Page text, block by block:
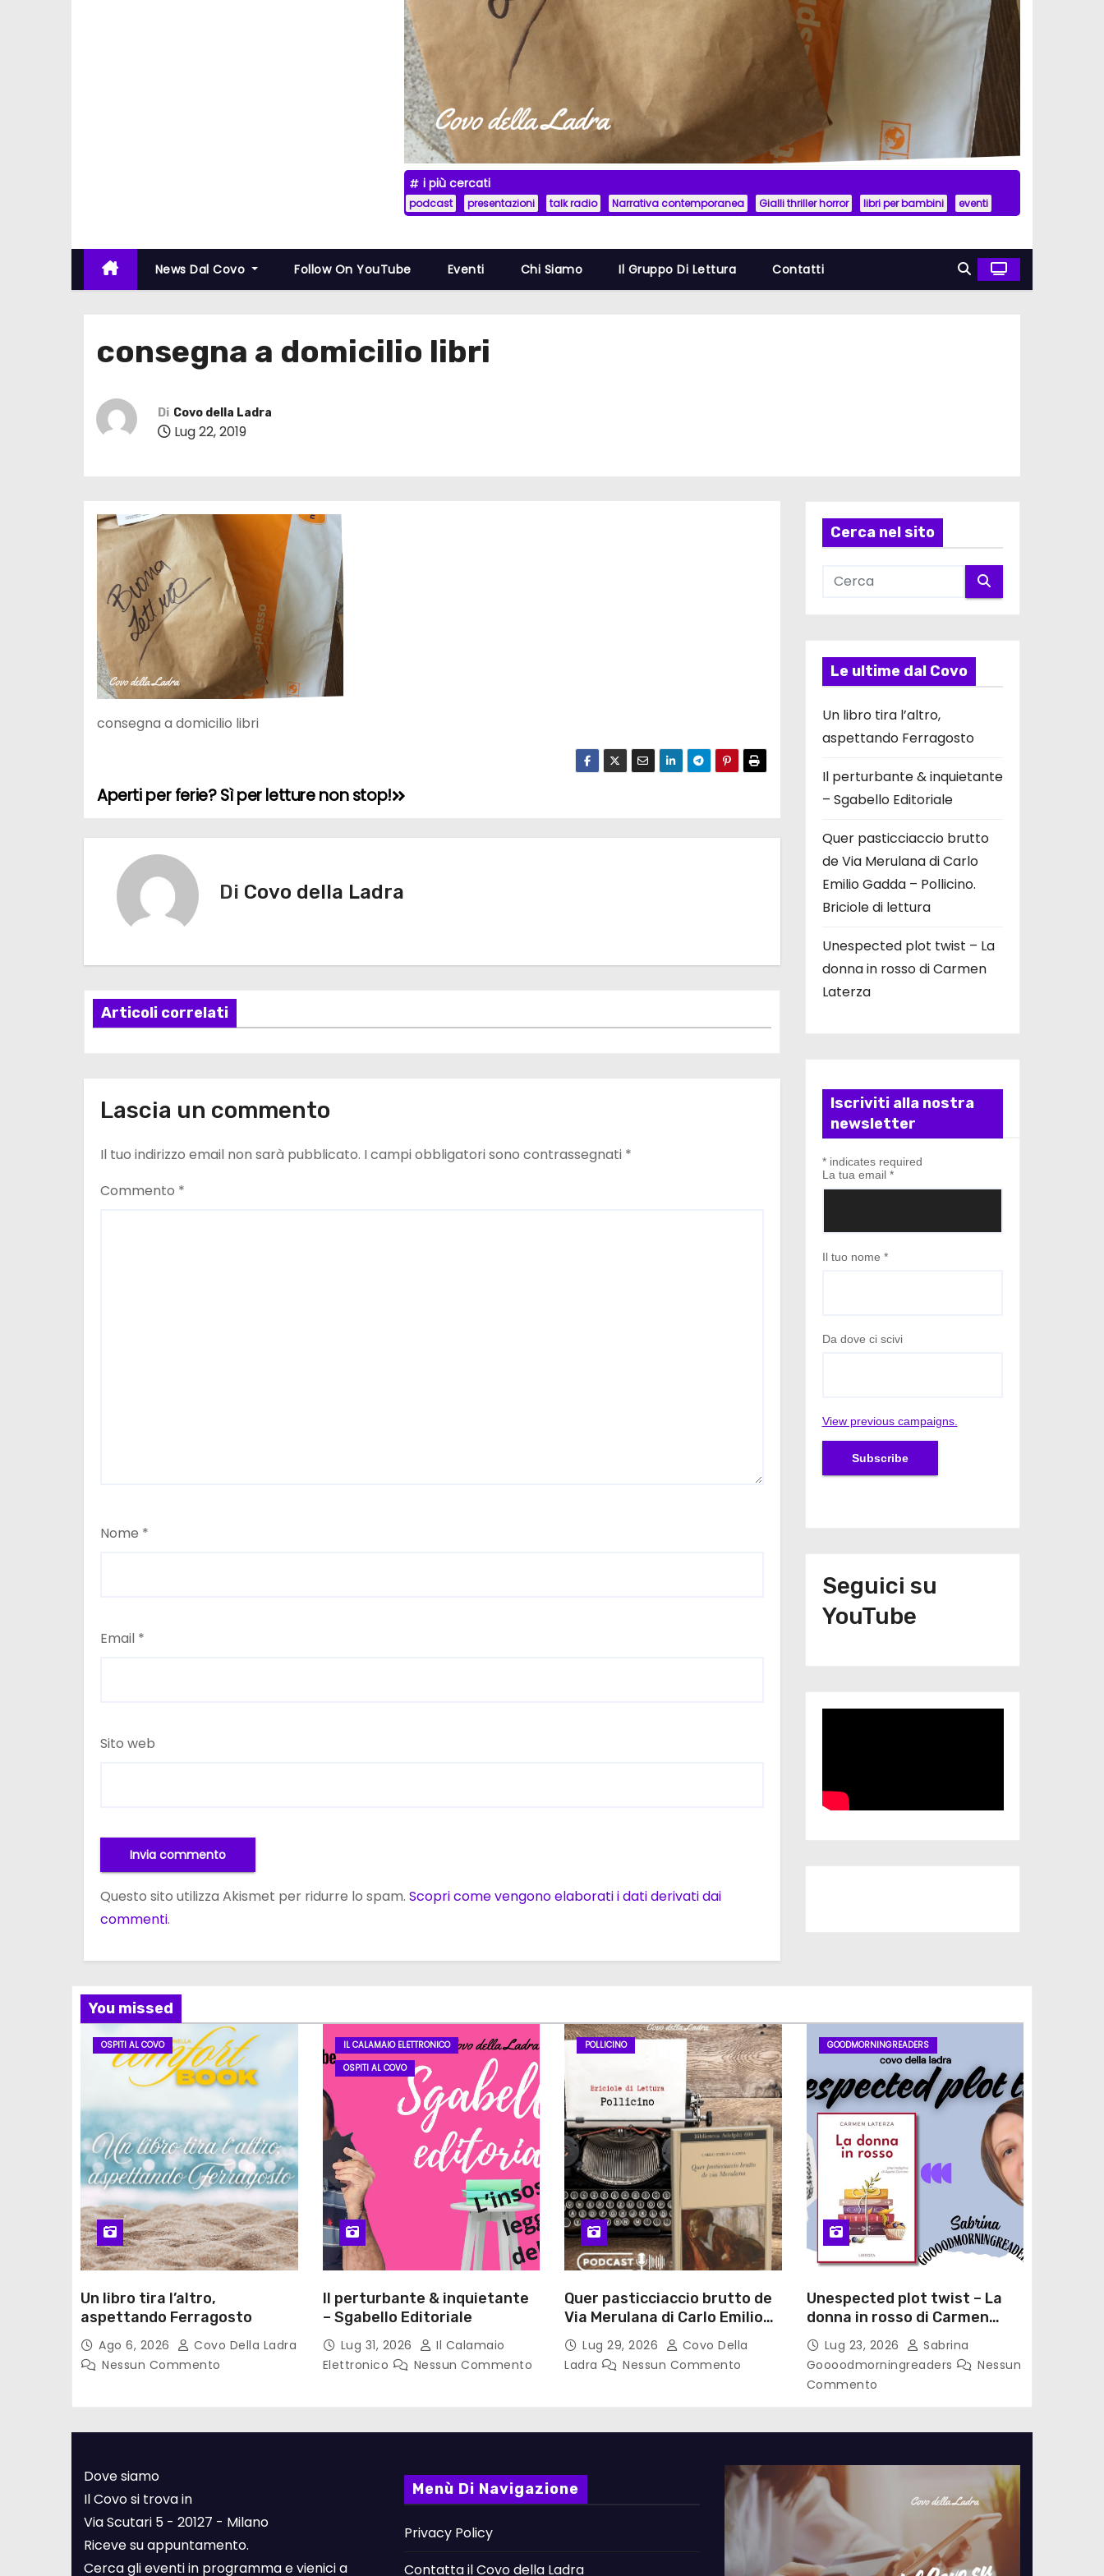
i più cercati
podcast presentazioni talk radio Narrativa contemporanea Gialli thriller horror libri per bambini eventi
News Dal Covo Follow On YouTube Eventi Chi Siamo Il Gruppo Di Lettura Contatti
consegna a domicilio libri
Di Covo della Ladra
Lug 22, 2019
consegna a domicilio libri
N
a
a
z
n
e
a
Aperti per ferie? Sì per letture non stop!
Di Covo della Ladra
Articoli correlati
Lascia un commento
Il tuo indirizzo email non sarà pubblicato. I campi obbligatori sono contrassegnati *
Commento *
Nome *
Email *
Sito web
Questo sito utilizza Akismet per ridurre lo spam. Scopri come vengono elaborati i dati derivati dai
commenti.
Cerca nel sito
Le ultime dal Covo
Un libro tira l’altro,
aspettando Ferragosto
Il perturbante & inquietante
– Sgabello Editoriale
Quer pasticciaccio brutto
de Via Merulana di Carlo
Emilio Gadda – Pollicino.
Briciole di lettura
Unespected plot twist – La
donna in rosso di Carmen
Laterza
Iscriviti alla nostra
newsletter
*indicates required
La tua email *
Il tuo nome *
Da dove ci scivi
View previous campaigns.
Seguici su
YouTube
You missed
OSPITI AL COVO
Un libro tira l’altro,
aspettando Ferragosto
Ago 6, 2026
Covo Della Ladra
Nessun Commento
IL CALAMAIO ELETTRONICO
OSPITI AL COVO
Il perturbante & inquietante
– Sgabello Editoriale
Lug 31, 2026
Il Calamaio
Elettronico
Nessun Commento
POLLICINO
Quer pasticciaccio brutto de
Via Merulana di Carlo Emilio
Gadda – Pollicino. Briciole di
lettura
Lug 29, 2026
Covo Della
Ladra
Nessun Commento
GOODMORNINGREADERS
Unespected plot twist – La
donna in rosso di Carmen
Laterza
Lug 23, 2026
Sabrina
Goooodmorningreaders
Nessun
Commento
Dove siamo
Il Covo si trova in
Via Scutari 5 - 20127 - Milano
Riceve su appuntamento.
Cerca gli eventi in programma e vienici a
Menù Di Navigazione
Privacy Policy
Contatta il Covo della Ladra